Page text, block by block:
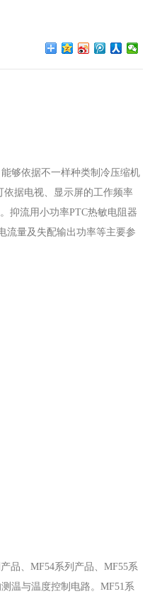
够依据不一样种类制冷压缩机
据电视、显示屏的工作频率
抑流用小功率PTC热敏电阻器
流量及失配输出功率等主要参
品、MF54系列产品、MF55系
温与温度控制电路。MF51系